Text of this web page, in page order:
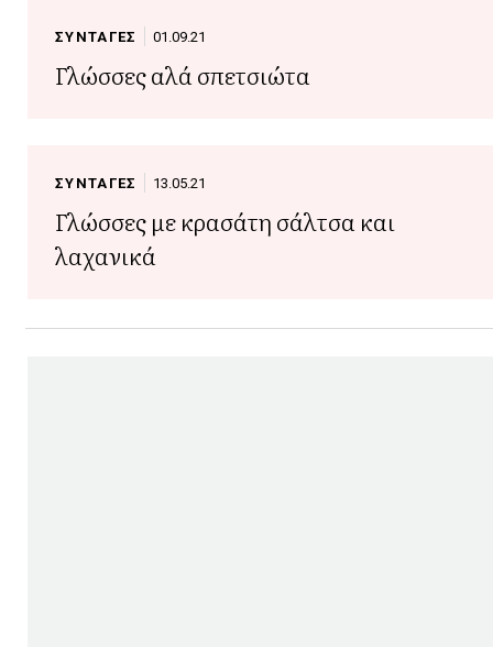
ΣΥΝΤΑΓΕΣ 01.09.21
Γλώσσες αλά σπετσιώτα
ΣΥΝΤΑΓΕΣ 13.05.21
Γλώσσες με κρασάτη σάλτσα και
λαχανικά